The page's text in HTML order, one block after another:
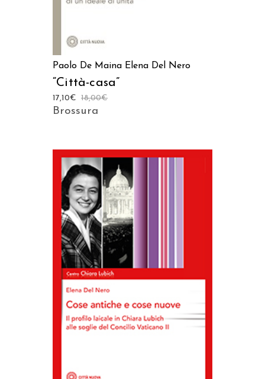
Paolo De Maina Elena Del Nero
“Città-casa”
18,00€
17,10€
Brossura
AGGIUNGI AL CARRELLO